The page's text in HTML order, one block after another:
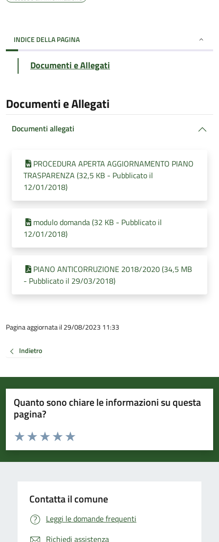
INDICE DELLA PAGINA
Documenti e Allegati
Documenti e Allegati
Documenti allegati
PROCEDURA APERTA AGGIORNAMENTO PIANO
TRASPARENZA (32,5 KB - Pubblicato il
12/01/2018)
modulo domanda (32 KB - Pubblicato il
12/01/2018)
PIANO ANTICORRUZIONE 2018/2020 (34,5 MB
- Pubblicato il 29/03/2018)
Pagina aggiornata il 29/08/2023 11:33
Indietro
Quanto sono chiare le informazioni su questa
pagina?
Valuta da 1 a 5 stelle la pagina
Valuta 5 stelle su 5
Valuta 4 stelle su 5
Valuta 3 stelle su 5
Valuta 2 stelle su 5
Valuta 1 stelle su 5
Contatta il comune
Leggi le domande frequenti
Richiedi assistenza